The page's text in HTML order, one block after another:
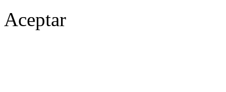
Aceptar